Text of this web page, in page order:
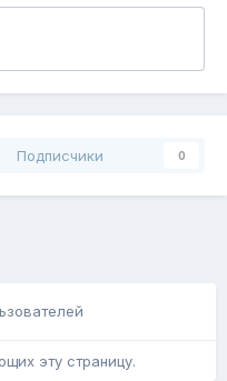
Подписчики 0
эту страницу.